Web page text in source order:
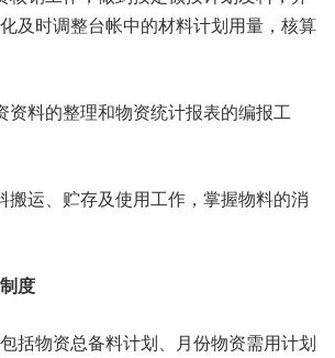
及时调整台帐中的材料计划用量，核算
资料的整理和物资统计报表的编报工
搬运、贮存及使用工作，掌握物料的消
度
括物资总备料计划、月份物资需用计划